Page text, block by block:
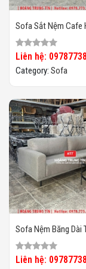
Sofa Sắt Nệm Cafe
Liên hệ:
Category: Sofa
Sofa Nệm Băng Dài
Cầu HTT02
Liên hệ: